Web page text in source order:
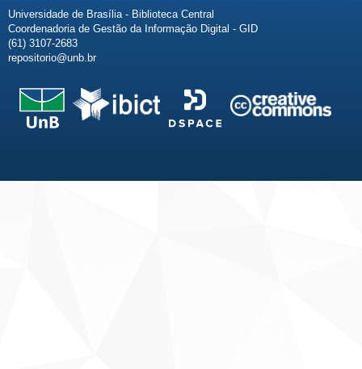
Universidade de Brasília - Biblioteca Central
Coordenadoria de Gestão da Informação Digital - GID
(61) 3107-2683
repositorio@unb.br